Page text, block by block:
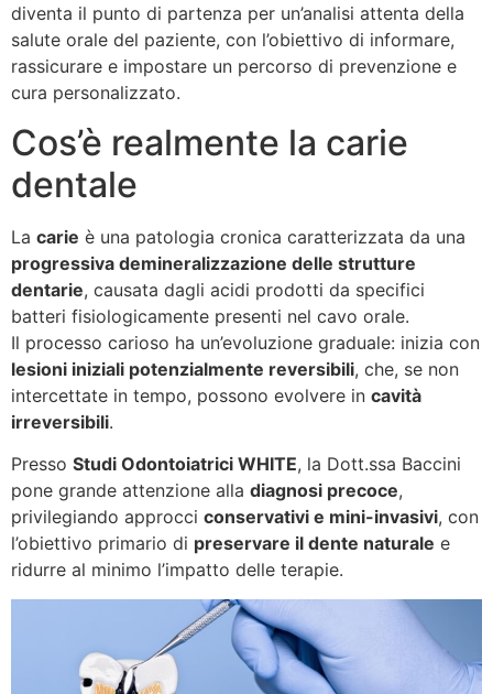
diventa il punto di partenza per un’analisi attenta della
salute orale del paziente, con l’obiettivo di informare,
rassicurare e impostare un percorso di prevenzione e
cura personalizzato.
Cos’è realmente la carie
dentale
La carie è una patologia cronica caratterizzata da una
progressiva demineralizzazione delle strutture
dentarie, causata dagli acidi prodotti da specifici
batteri fisiologicamente presenti nel cavo orale.
Il processo carioso ha un’evoluzione graduale: inizia con
lesioni iniziali potenzialmente reversibili, che, se non
intercettate in tempo, possono evolvere in cavità
irreversibili.
Presso Studi Odontoiatrici WHITE, la Dott.ssa Baccini
pone grande attenzione alla diagnosi precoce,
privilegiando approcci conservativi e mini-invasivi, con
l’obiettivo primario di preservare il dente naturale e
ridurre al minimo l’impatto delle terapie.